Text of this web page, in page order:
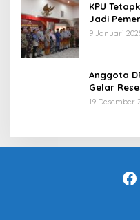
KPU
Jadi
Bengkalis
9 Januari
Anggota
Gelar
19 Desember
classnews.id Pedoman